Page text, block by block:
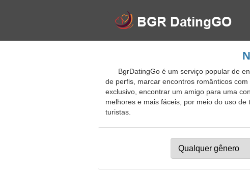
BgrDatingGo é um serviço popular de
de perfis, marcar encontros românticos
exclusivo, encontrar um amigo para uma
melhores e mais fáceis, por meio do uso
turistas.